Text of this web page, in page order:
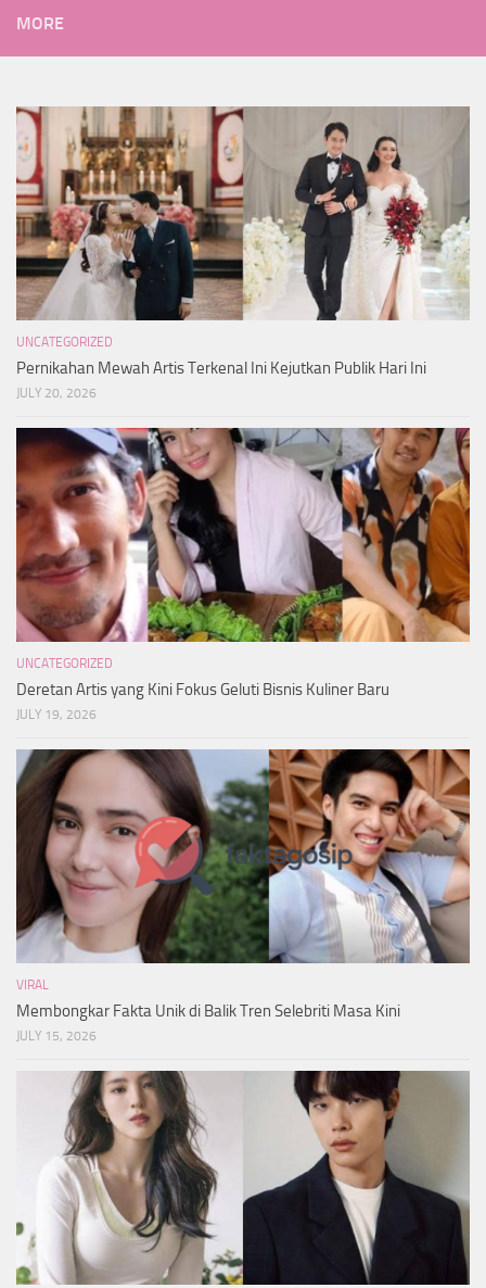
MORE
UNCATEGORIZED
Pernikahan Mewah Artis Terkenal Ini Kejutkan Publik Hari Ini
JULY 20, 2026
UNCATEGORIZED
Deretan Artis yang Kini Fokus Geluti Bisnis Kuliner Baru
JULY 19, 2026
VIRAL
Membongkar Fakta Unik di Balik Tren Selebriti Masa Kini
JULY 15, 2026